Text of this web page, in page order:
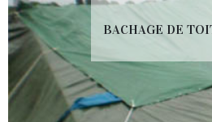
BACHAGE DE